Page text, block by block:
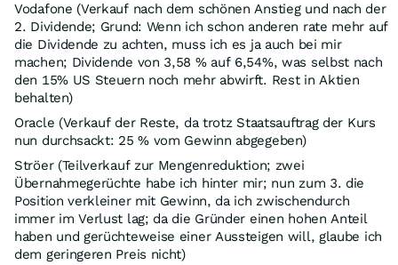
Vodafone (Verkauf nach dem schönen Anstieg und nach der
2. Dividende; Grund: Wenn ich schon anderen rate mehr auf
die Dividende zu achten, muss ich es ja auch bei mir
machen; Dividende von 3,58 % auf 6,54%, was selbst nach
den 15% US Steuern noch mehr abwirft. Rest in Aktien
behalten)
Oracle (Verkauf der Reste, da trotz Staatsauftrag der Kurs
nun durchsackt: 25 % vom Gewinn abgegeben)
Ströer (Teilverkauf zur Mengenreduktion; zwei
Übernahmegerüchte habe ich hinter mir; nun zum 3. die
Position verkleiner mit Gewinn, da ich zwischendurch
immer im Verlust lag; da die Gründer einen hohen Anteil
haben und gerüchteweise einer Aussteigen will, glaube ich
dem geringeren Preis nicht)